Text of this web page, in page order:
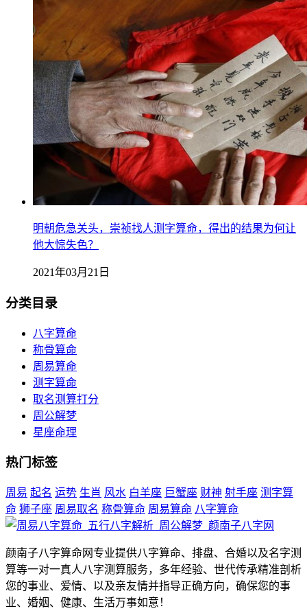
明朝危急关头，崇祯找人测字算命，得出的结果为何让
他大惊失色？
2021年03月21日
分类目录
八字算命
称骨算命
周易算命
测字算命
取名测算打分
周公解梦
星座命理
热门标签
周易 起名 运势 生肖 风水 白羊座 巨蟹座 财神 射手座 测字算
命 狮子座 周易取名 称骨算命 周易算命 八字算命
颜南子八字算命网专业提供八字算命、排盘、合婚以及名字测
算等一对一真人八字测算服务，多年经验、世代传承精准剖析
您的事业、爱情、以及亲友情并指导正确方向，确保您的事
业、婚姻、健康、生活万事如意！